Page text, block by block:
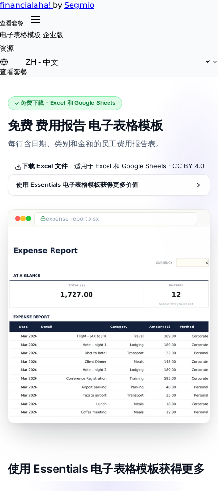
financialaha! by Segmio
查看套餐
电子表格模板 企业版
资源
查看套餐
免费下载 - Excel 和 Google Sheets
免费 费用报告 电子表格模板
每行含日期、类别和金额的员工费用报告表。
下载 Excel 文件 适用于 Excel 和 Google Sheets ·CC BY 4.0
使用 Essentials 电子表格模板获得更多价值
expense-report.xlsx
使用 Essentials 电子表格模板获得更多